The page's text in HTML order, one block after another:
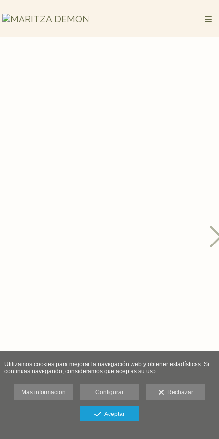
Utilizamos cookies para mejorar la navegación web y obtener estadísticas. Si
continuas navegando, consideramos que aceptas su uso.
Más información Configurar Rechazar
Aceptar